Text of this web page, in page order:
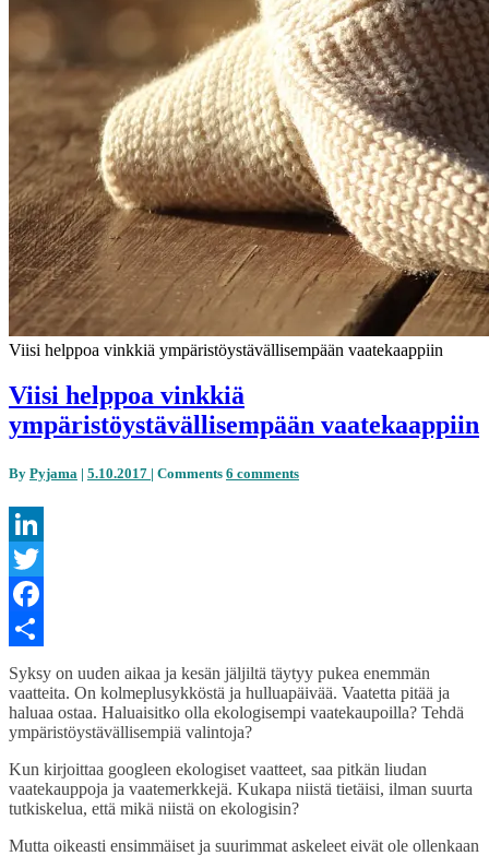
Viisi helppoa vinkkiä ympäristöystävällisempään vaatekaappiin
Viisi helppoa vinkkiä
ympäristöystävällisempään vaatekaappiin
By Pyjama | 5.10.2017 | Comments 6 comments
LinkedIn
Twitter
Facebook
Share
Syksy on uuden aikaa ja kesän jäljiltä täytyy pukea enemmän
vaatteita. On kolmeplusykköstä ja hulluapäivää. Vaatetta pitää ja
haluaa ostaa. Haluaisitko olla ekologisempi vaatekaupoilla? Tehdä
ympäristöystävällisempiä valintoja?
Kun kirjoittaa googleen ekologiset vaatteet, saa pitkän liudan
vaatekauppoja ja vaatemerkkejä. Kukapa niistä tietäisi, ilman suurta
tutkiskelua, että mikä niistä on ekologisin?
Mutta oikeasti ensimmäiset ja suurimmat askeleet eivät ole ollenkaan